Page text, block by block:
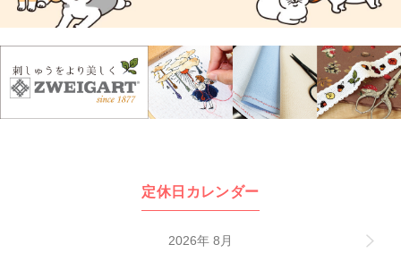
定休日カレンダー
2026年 8月